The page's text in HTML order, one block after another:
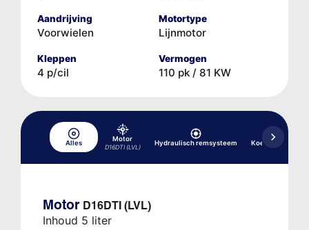
Aandrijving
Voorwielen
Motortype
Lijnmotor
Kleppen
4 p/cil
Vermogen
110 pk / 81 KW
Alles
Motor
D16DTI (LVL)
Hydraulisch remsysteem Koelsysteem
Motor D16DTI (LVL)
Inhoud 5 liter